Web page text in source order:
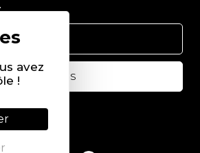
avez
!